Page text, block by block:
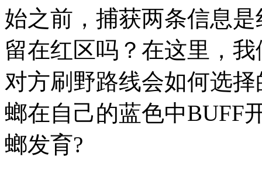
始之前，捕获两条信息
留在红区吗？在这里，
对方刷野路线会如何选
螂在自己的蓝色中BUFF
螂发育?